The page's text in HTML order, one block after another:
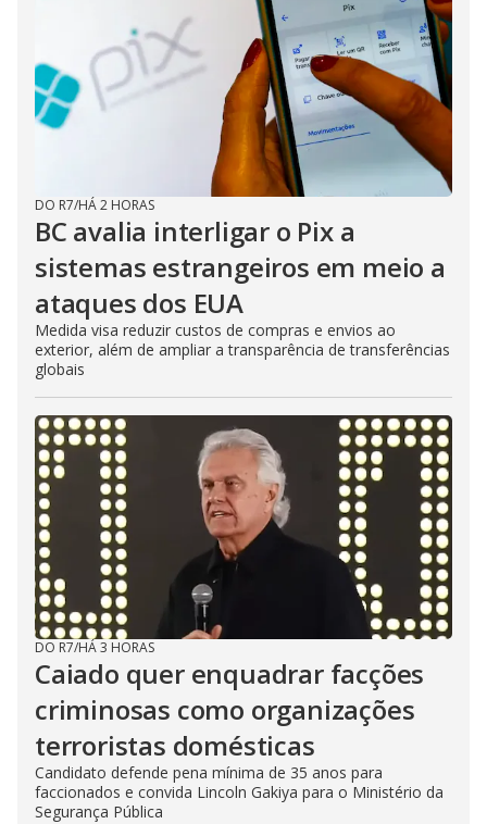
DO R7/HÁ 2 HORAS
BC avalia interligar o Pix a
sistemas estrangeiros em meio a
ataques dos EUA
Medida visa reduzir custos de compras e envios ao
exterior, além de ampliar a transparência de transferências
globais
DO R7/HÁ 3 HORAS
Caiado quer enquadrar facções
criminosas como organizações
terroristas domésticas
Candidato defende pena mínima de 35 anos para
faccionados e convida Lincoln Gakiya para o Ministério da
Segurança Pública